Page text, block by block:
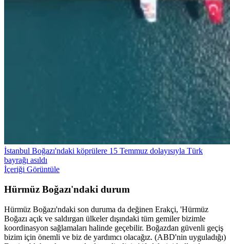
İstanbul Boğazı'ndaki köprülere 15 Temmuz dolayısıyla Türk
bayrağı asıldı
İçeriği Görüntüle
Hürmüz Boğazı'ndaki durum
Hürmüz Boğazı'ndaki son duruma da değinen Erakçi, 'Hürmüz
Boğazı açık ve saldırgan ülkeler dışındaki tüm gemiler bizimle
koordinasyon sağlamaları halinde geçebilir. Boğazdan güvenli geçiş
bizim için önemli ve biz de yardımcı olacağız. (ABD'nin uyguladığı)